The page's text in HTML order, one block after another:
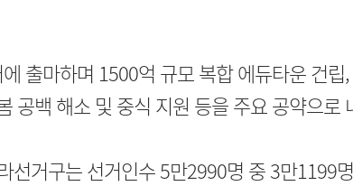
출마하며 1500억 규모 복합 에듀타운 건립
공백 해소 및 중식 지원 등을 주요 공약으로
선거구는 선거인수 5만2990명 중 3만1199